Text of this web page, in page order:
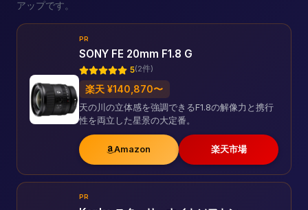
アップです。
PR
SONY FE 20mm F1.8 G
5(2件)
楽天 ¥140,870〜
天の川の立体感を強調できるF1.8の解像力と携行
性を両立した星景の大定番。
Amazon 楽天市場
PR